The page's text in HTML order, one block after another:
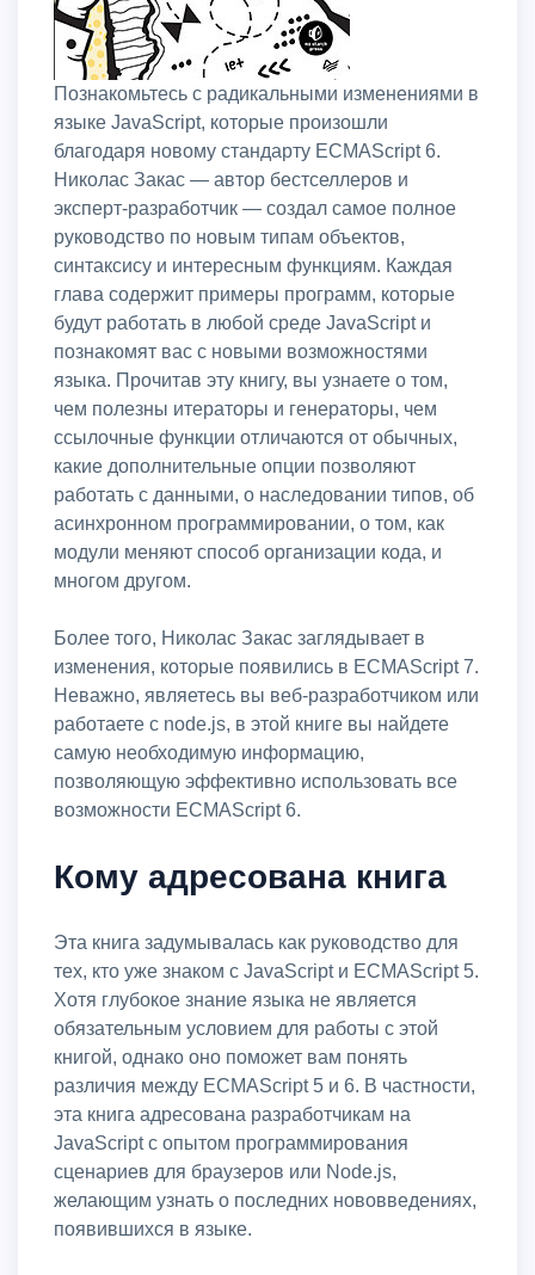
Познакомьтесь с радикальными изменениями в
языке JavaScript, которые произошли
благодаря новому стандарту ECMAScript 6.
Николас Закас — автор бестселлеров и
эксперт-разработчик — создал самое полное
руководство по новым типам объектов,
синтаксису и интересным функциям. Каждая
глава содержит примеры программ, которые
будут работать в любой среде JavaScript и
познакомят вас с новыми возможностями
языка. Прочитав эту книгу, вы узнаете о том,
чем полезны итераторы и генераторы, чем
ссылочные функции отличаются от обычных,
какие дополнительные опции позволяют
работать с данными, о наследовании типов, об
асинхронном программировании, о том, как
модули меняют способ организации кода, и
многом другом.
Более того, Николас Закас заглядывает в
изменения, которые появились в ECMAScript 7.
Неважно, являетесь вы веб-разработчиком или
работаете с node.js, в этой книге вы найдете
самую необходимую информацию,
позволяющую эффективно использовать все
возможности ECMAScript 6.
Кому адресована книга
Эта книга задумывалась как руководство для
тех, кто уже знаком с JavaScript и ECMAScript 5.
Хотя глубокое знание языка не является
обязательным условием для работы с этой
книгой, однако оно поможет вам понять
различия между ECMAScript 5 и 6. В частности,
эта книга адресована разработчикам на
JavaScript с опытом программирования
сценариев для браузеров или Node.js,
желающим узнать о последних нововведениях,
появившихся в языке.